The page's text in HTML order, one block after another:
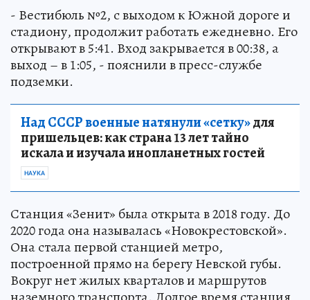
- Вестибюль №2, с выходом к Южной дороге и
стадиону, продолжит работать ежедневно. Его
открывают в 5:41. Вход закрывается в 00:38, а
выход – в 1:05, - пояснили в пресс-службе
подземки.
Над СССР военные натянули «сетку»для
пришельцев: как страна 13 лет тайно
искала и изучала инопланетных гостей
НАУКА
Станция «Зенит» была открыта в 2018 году. До
2020 года она называлась «Новокрестовской».
Она стала первой станцией метро,
построенной прямо на берегу Невской губы.
Вокруг нет жилых кварталов и маршрутов